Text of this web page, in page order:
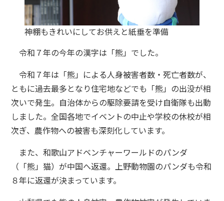
神棚もきれいにしてお供えと紙垂を準備
令和７年の今年の漢字は「熊」でした。
令和７年は「熊」による人身被害者数・死亡者数が、
ともに過去最多となり住宅地などでも「熊」の出没が相
次いで発生。自治体からの駆除要請を受け自衛隊も出動
しました。全国各地でイベントの中止や学校の休校が相
次ぎ、農作物への被害も深刻化しています。
また、和歌山アドベンチャーワールドのパンダ
（「熊」猫）が中国へ返還。上野動物園のパンダも令和
８年に返還が決まっています。